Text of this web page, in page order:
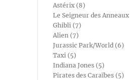
Astérix (8)
Le Seigneur des
Ghibli (7)
Alien (7)
Jurassic Park/World (6)
Taxi (5)
Indiana Jones (5)
Pirates des Caraïbes (5)